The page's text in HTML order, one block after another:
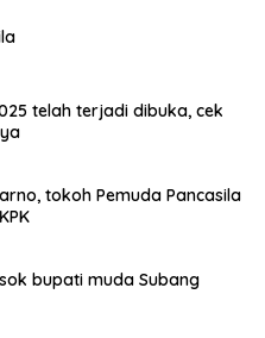
telah terjadi dibuka, cek
tokoh Pemuda Pancasila
bupati muda Subang